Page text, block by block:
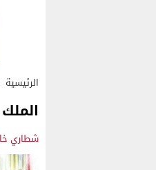
الرئيسية
شطاري